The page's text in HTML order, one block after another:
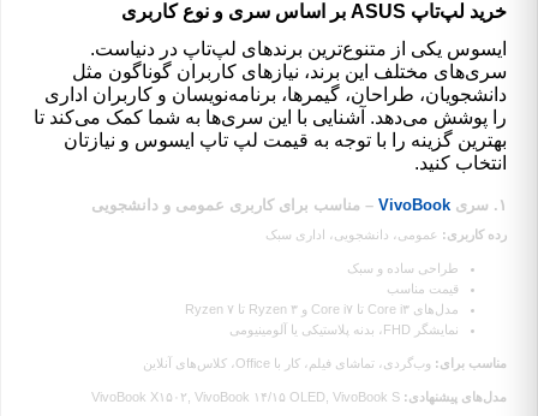
خرید لپ‌تاپ‌ ASUS بر اساس سری و نوع کاربری
ایسوس یکی از متنوع‌ترین برندهای لپ‌تاپ در دنیاست.
سری‌های مختلف این برند، نیازهای کاربران گوناگون مثل
دانشجویان، طراحان، گیمرها، برنامه‌نویسان و کاربران اداری
را پوشش می‌دهد. آشنایی با این سری‌ها به شما کمک می‌کند تا
بهترین گزینه را با توجه به قیمت لپ تاپ ایسوس و نیازتان
انتخاب کنید.
۱. سری VivoBook – مناسب برای کاربری عمومی و دانشجویی
رده کاربری: عمومی، دانشجویی، اداری سبک
طراحی ساده و سبک
قیمت مناسب
مدل‌های Core i۳ تا Core i۷ و Ryzen ۳ تا Ryzen ۷
نمایشگر FHD، بدنه پلاستیکی یا آلومینیومی
مناسب برای: وب‌گردی، تماشای فیلم، کار با Office، کلاس‌های آنلاین
مدل‌های پیشنهادی: